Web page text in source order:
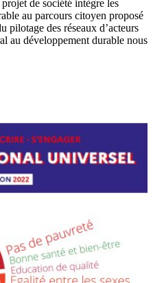
de société intègre les
au parcours citoyen proposé
pilotage des réseaux d’acteurs
au développement durable nous